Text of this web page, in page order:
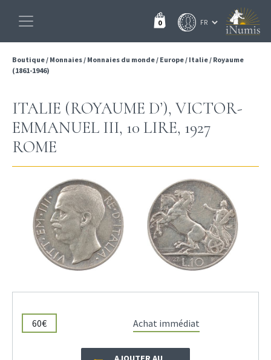
0
Boutique/ Monnaies/ Monnaies du monde/ Europe/ Italie/ Royaume
(1861-1946)
ITALIE (ROYAUME D’), VICTOR-
EMMANUEL III, 10 LIRE, 1927
ROME
60€ Achat immédiat